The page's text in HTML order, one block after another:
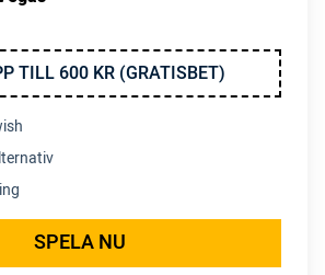
TILL 600 KR (GRATISBET)
SPELA NU